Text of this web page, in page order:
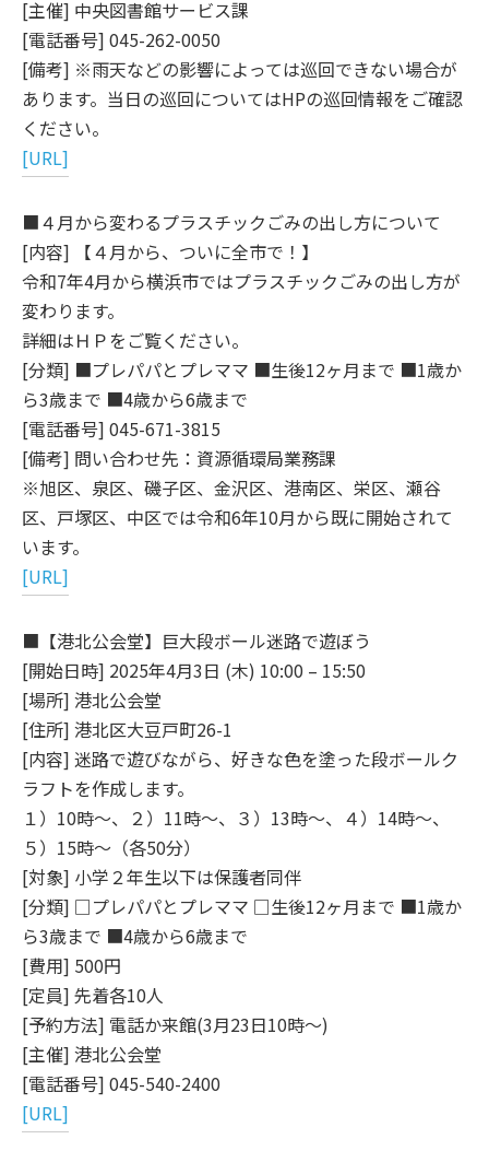
[主催] 中央図書館サービス課
[電話番号] 045-262-0050
[備考] ※雨天などの影響によっては巡回できない場合が
あります。当日の巡回についてはHPの巡回情報をご確認
ください。
[URL]
■４月から変わるプラスチックごみの出し方について
[内容] 【４月から、ついに全市で！】
令和7年4月から横浜市ではプラスチックごみの出し方が
変わります。
詳細はＨＰをご覧ください。
[分類] ■プレパパとプレママ ■生後12ヶ月まで ■1歳か
ら3歳まで ■4歳から6歳まで
[電話番号] 045-671-3815
[備考] 問い合わせ先：資源循環局業務課
※旭区、泉区、磯子区、金沢区、港南区、栄区、瀬谷
区、戸塚区、中区では令和6年10月から既に開始されて
います。
[URL]
■【港北公会堂】巨大段ボール迷路で遊ぼう
[開始日時] 2025年4月3日 (木) 10:00 – 15:50
[場所] 港北公会堂
[住所] 港北区大豆戸町26-1
[内容] 迷路で遊びながら、好きな色を塗った段ボールク
ラフトを作成します。
１）10時～、２）11時～、３）13時～、４）14時～、
５）15時～（各50分）
[対象] 小学２年生以下は保護者同伴
[分類] □プレパパとプレママ □生後12ヶ月まで ■1歳か
ら3歳まで ■4歳から6歳まで
[費用] 500円
[定員] 先着各10人
[予約方法] 電話か来館(3月23日10時～)
[主催] 港北公会堂
[電話番号] 045-540-2400
[URL]